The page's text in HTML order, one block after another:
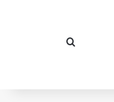
بحث عن